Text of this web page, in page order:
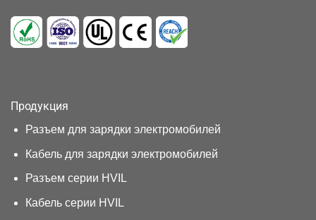
Продукция
Разъем для зарядки электромобилей
Кабель для зарядки электромобилей
Разъем серии HVIL
Кабель серии HVIL